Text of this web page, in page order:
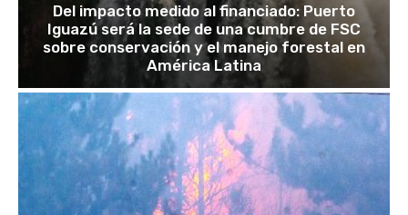
Del impacto medido al financiado: Puerto
Iguazú será la sede de una cumbre de FSC
sobre conservación y el manejo forestal en
América Latina